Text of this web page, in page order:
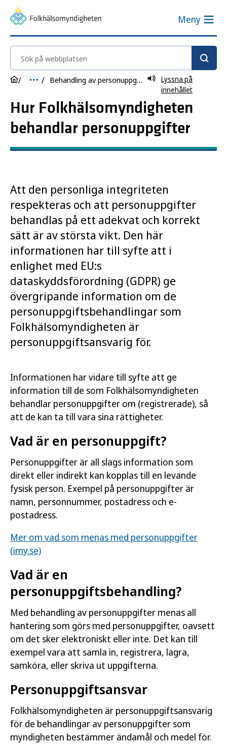
Meny
Sök på webbplatsen
Behandling av personuppgifter
Lyssna på
innehållet
Hur Folkhälsomyndigheten
behandlar personuppgifter
Att den personliga integriteten
respekteras och att personuppgifter
behandlas på ett adekvat och korrekt
sätt är av största vikt. Den här
informationen har till syfte att i
enlighet med EU:s
dataskyddsförordning (GDPR) ge
övergripande information om de
personuppgiftsbehandlingar som
Folkhälsomyndigheten är
personuppgiftsansvarig för.
Informationen har vidare till syfte att ge
information till de som Folkhälsomyndigheten
behandlar personuppgifter om (registrerade), så
att de kan ta till vara sina rättigheter.
Vad är en personuppgift?
Personuppgifter är all slags information som
direkt eller indirekt kan kopplas till en levande
fysisk person. Exempel på personuppgifter är
namn, personnummer, postadress och e-
postadress.
Mer om vad som menas med personuppgifter
(imy.se)
Vad är en
personuppgiftsbehandling?
Med behandling av personuppgifter menas all
hantering som görs med personuppgifter, oavsett
om det sker elektroniskt eller inte. Det kan till
exempel vara att samla in, registrera, lagra,
samköra, eller skriva ut uppgifterna.
Personuppgiftsansvar
Folkhälsomyndigheten är personuppgiftsansvarig
för de behandlingar av personuppgifter som
myndigheten bestämmer ändamål och medel för.